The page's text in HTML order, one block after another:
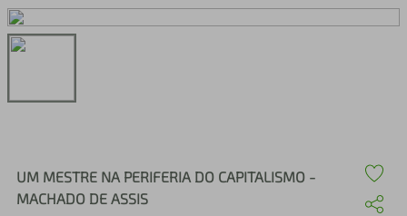
UM MESTRE NA PERIFERIA DO CAPITALISMO -
MACHADO DE ASSIS
2º cafeteira